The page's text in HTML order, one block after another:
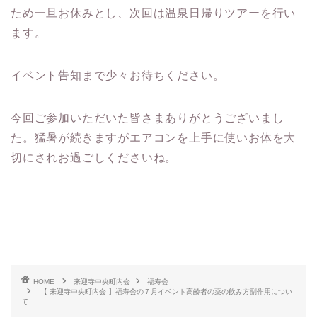
ため一旦お休みとし、次回は温泉日帰りツアーを行い
ます。
イベント告知まで少々お待ちください。
今回ご参加いただいた皆さまありがとうございまし
た。猛暑が続きますがエアコンを上手に使いお体を大
切にされお過ごしくださいね。
HOME 来迎寺中央町内会
福寿会
【 来迎寺中央町内会 】福寿会の７月イベント高齢者の薬の飲み方副作用につい
て